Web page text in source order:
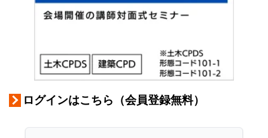
ログインはこちら（会員登録無料）